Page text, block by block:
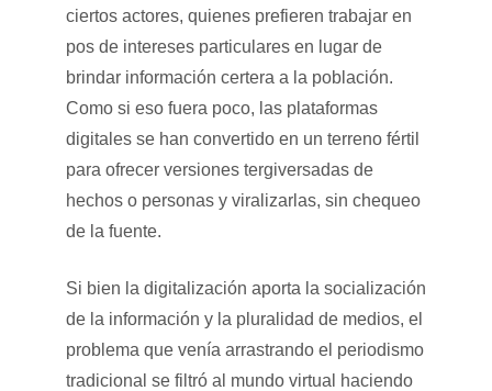
ciertos actores, quienes prefieren trabajar en
pos de intereses particulares en lugar de
brindar información certera a la población.
Como si eso fuera poco, las plataformas
digitales se han convertido en un terreno fértil
para ofrecer versiones tergiversadas de
hechos o personas y viralizarlas, sin chequeo
de la fuente.
Si bien la digitalización aporta la socialización
de la información y la pluralidad de medios, el
problema que venía arrastrando el periodismo
tradicional se filtró al mundo virtual haciendo